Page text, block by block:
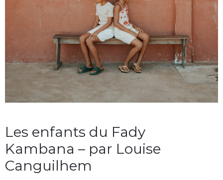
Les enfants du Fady
Kambana – par Louise
Canguilhem